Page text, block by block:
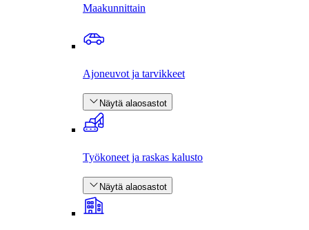
Maakunnittain
Ajoneuvot ja tarvikkeet
Näytä alaosastot
Työkoneet ja raskas kalusto
Näytä alaosastot